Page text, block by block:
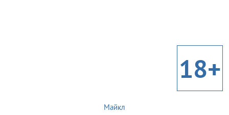
18+
Майкл